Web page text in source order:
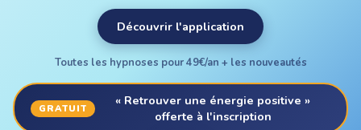
Découvrir l'application
Toutes les hypnoses pour 49€/an + les nouveautés
GRATUIT
« Retrouver une énergie positive »
offerte à l'inscription